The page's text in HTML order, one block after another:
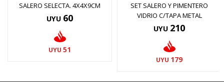
SALERO SELECTA. 4X4X9CM
UYU 60
UYU 51
SET SALERO Y PIMENTERO
VIDRIO C/TAPA METAL
UYU 210
UYU 179